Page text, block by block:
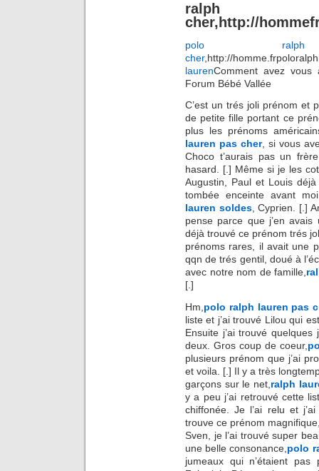
ralph
cher,http://
polo
cher,http://
laurenComment avez vous
Forum Bébé Vallée
C’est un trés joli prénom et
de petite fille portant ce
plus les prénoms
lauren pas cher, si vous
Choco t’aurais pas un
hasard. [.] Même si je les
Augustin, Paul et Louis
tombée enceinte avant
lauren soldes, Cyprien. [.]
pense parce que j’en avais
déjà trouvé ce prénom trés
prénoms rares, il avait une
qqn de trés gentil, doué à
avec notre nom de famille,
[.]
Hm, polo ralph lauren pas
liste et j’ai trouvé Lilou qui
Ensuite j’ai trouvé
deux. Gros coup de coeur,
plusieurs prénom que j’ai
et voila. [.] Il y a très
garçons sur le net, ralph
y a peu j’ai retrouvé cette
chiffonée. Je l’ai relu et
trouve ce prénom
Sven, je l’ai trouvé super
une belle consonance, polo
jumeaux qui n’étaient pas